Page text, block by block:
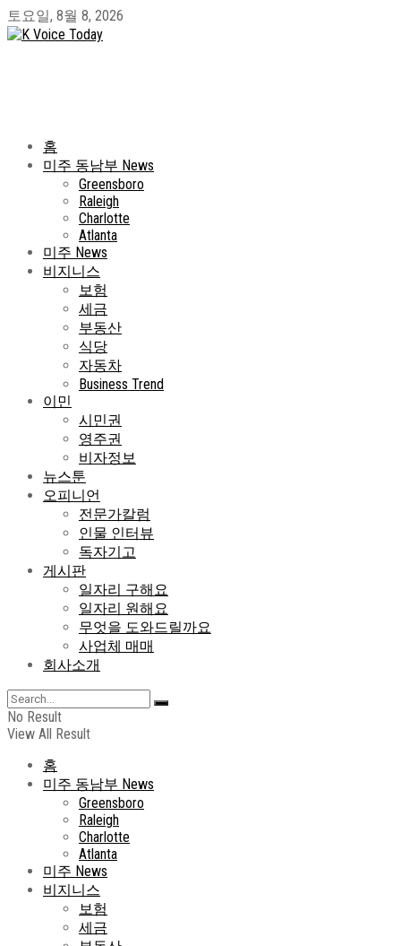
토요일, 8월 8, 2026
홈
미주 동남부 News
Greensboro
Raleigh
Charlotte
Atlanta
미주 News
비지니스
보험
세금
부동산
식당
자동차
Business Trend
이민
시민권
영주권
비자정보
뉴스툰
오피니언
전문가칼럼
인물 인터뷰
독자기고
게시판
일자리 구해요
일자리 원해요
무엇을 도와드릴까요
사업체 매매
회사소개
No Result
View All Result
홈
미주 동남부 News
Greensboro
Raleigh
Charlotte
Atlanta
미주 News
비지니스
보험
세금